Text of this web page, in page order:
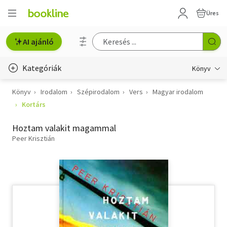
Üres
AI ajánló
Kategóriák Könyv
Életmód, egészség
Gyermek- és ifjúsági
Hobbi, szabadidő
Könyv Irodalom Szépirodalom Vers
Magyar irodalom
Kortárs
Hoztam valakit magammal
Peer Krisztián